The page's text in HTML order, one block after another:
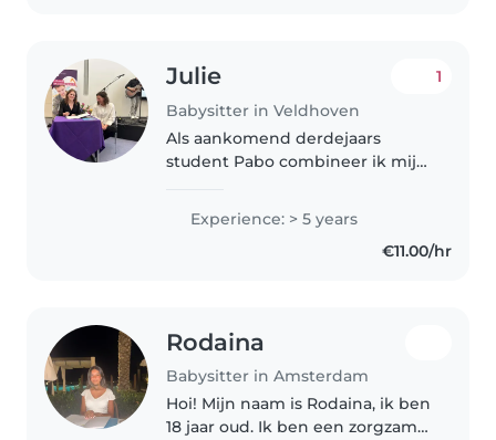
Julie
Babysitter in Veldhoven
1
Als aankomend derdejaars
student Pabo combineer ik mijn
kinderen van alle leeftijden. Ik
help gezinnen met veel plezier..
Experience: > 5 years
€11.00/hr
Rodaina
Babysitter in Amsterdam
Hoi! Mijn naam is Rodaina, ik ben
18 jaar oud. Ik ben een zorgzame,